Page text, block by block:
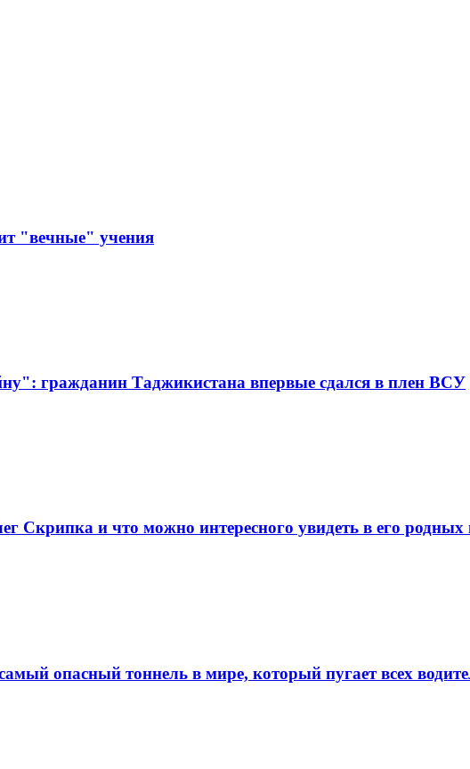
"вечные" учения
гражданин Таджикистана впервые сдался в плен ВСУ
Скрипка и что можно интересного увидеть в его родных
опасный тоннель в мире, который пугает всех